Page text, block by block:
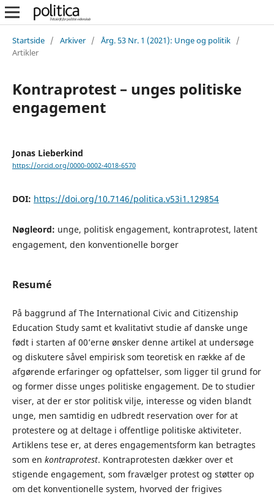
Startside / Arkiver / Årg. 53 Nr. 1 (2021): Unge og politik /
Artikler
Kontraprotest – unges politiske
engagement
Jonas Lieberkind
https://orcid.org/0000-0002-4018-6570
DOI: https://doi.org/10.7146/politica.v53i1.129854
Nøgleord: unge, politisk engagement, kontraprotest, latent
engagement, den konventionelle borger
Resumé
På baggrund af The International Civic and Citizenship
Education Study samt et kvalitativt studie af danske unge
født i starten af 00’erne ønsker denne artikel at undersøge
og diskutere såvel empirisk som teoretisk en række af de
afgørende erfaringer og opfattelser, som ligger til grund for
og former disse unges politiske engagement. De to studier
viser, at der er stor politisk vilje, interesse og viden blandt
unge, men samtidig en udbredt reservation over for at
protestere og at deltage i offentlige politiske aktiviteter.
Artiklens tese er, at deres engagementsform kan betragtes
som en kontraprotest. Kontraprotesten dækker over et
stigende engagement, som fravælger protest og støtter op
om det konventionelle system, hvorved der frigives